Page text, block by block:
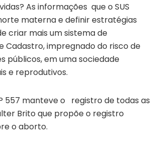
As informações que o SUS
materna e definir estratégias
criar mais um sistema de
Cadastro, impregnado do risco de
públicos, em uma sociedade
e reprodutivos.
557 manteve o registro de todas as
Brito que propõe o registro
o aborto.